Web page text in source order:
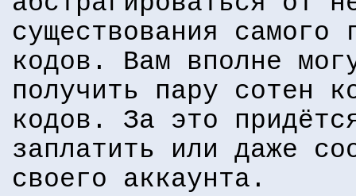
существования самого
кодов. Вам вполне
получить пару сотен
кодов. За это
заплатить или даже
своего аккаунта.